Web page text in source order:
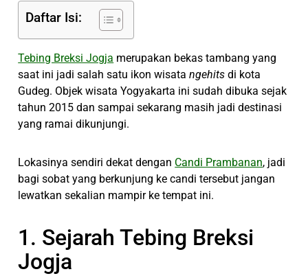
Daftar Isi:
Tebing Breksi Jogja merupakan bekas tambang yang
saat ini jadi salah satu ikon wisatangehitsdi kota
Gudeg. Objek wisata Yogyakarta ini sudah dibuka sejak
tahun 2015 dan sampai sekarang masih jadi destinasi
yang ramai dikunjungi.
Lokasinya sendiri dekat dengan Candi Prambanan, jadi
bagi sobat yang berkunjung ke candi tersebut jangan
lewatkan sekalian mampir ke tempat ini.
1. Sejarah Tebing Breksi
Jogja